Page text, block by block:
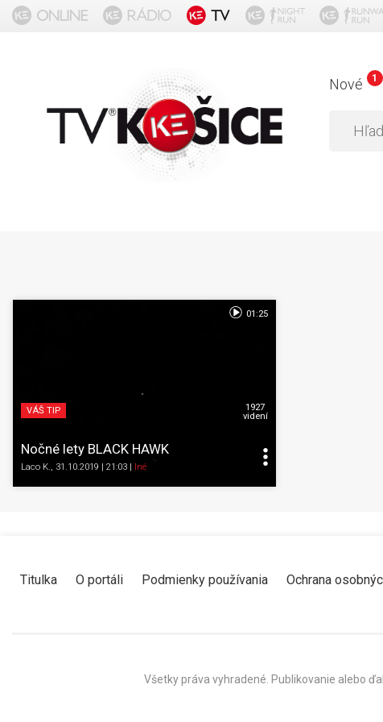
Nové 1
VÁŠ TIP
Nočné lety BLACK HAWK
Laco K., 31.10.2019 | 21:03 | Iné
1927
videní
01:25
Titulka O portáli Podmienky používania Ochrana
Všetky práva vyhradené. Publikovanie alebo